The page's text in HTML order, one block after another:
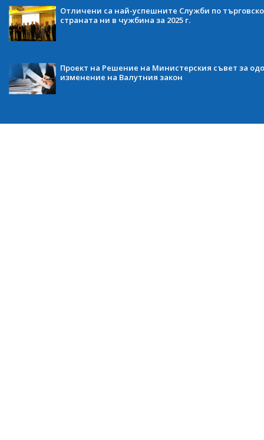
Отличени са най-успешните Служби по
страната ни в чужбина за 2025 г.
Проект на Решение на Министерския съвет за
изменение на Валутния закон